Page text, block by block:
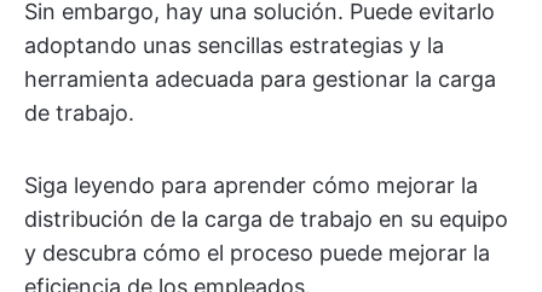
Sin embargo, hay una solución. Puede evitarlo
adoptando unas sencillas estrategias y la
herramienta adecuada para gestionar la carga
de trabajo.
Siga leyendo para aprender cómo mejorar la
distribución de la carga de trabajo en su equipo
y descubra cómo el proceso puede mejorar la
eficiencia de los empleados.